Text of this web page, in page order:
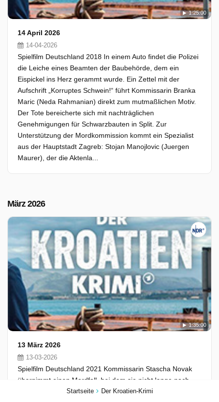
Startseite Der Kroatien-Krimi
1:25:00
14 April 2026
14-04-2026
Spielfilm Deutschland 2018 In einem Auto findet die Polizei
die Leiche eines Beamten der Baubehörde, dem ein
Eispickel ins Herz gerammt wurde. Ein Zettel mit der
Aufschrift „Korruptes Schwein!“ führt Kommissarin Branka
Maric (Neda Rahmanian) direkt zum mutmaßlichen Motiv.
Der Tote bereicherte sich mit nachträglichen
Genehmigungen für Schwarzbauten in Split. Zur
Unterstützung der Mordkommission kommt ein Spezialist
aus der Hauptstadt Zagreb: Stojan Manojlovic (Juergen
Maurer), der die Aktenla...
März 2026
1:35:00
13 März 2026
13-03-2026
Spielfilm Deutschland 2021 Kommissarin Stascha Novak
übernimmt einen Mordfall, bei dem sie nicht lange nach
einem schlüssigen Motiv suchen muss. Bei ihren